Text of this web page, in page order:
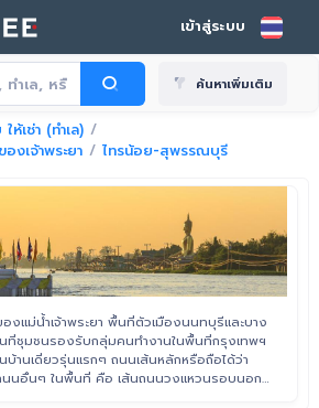
เข้าสู่ระบบ
ค้นหาเพิ่มเติม
ห้เช่า (ทำเล)
งเจ้าพระยา
ไทรน้อย-สุพรรณบุรี
งแม่น้ำเจ้าพระยา พื้นที่ตัวเมืองนนทบุรีและบาง
ที่ชุมชนรองรับกลุ่มคนทำงานในพื้นที่กรุงเทพฯ
านเดี่ยวรุ่นแรกๆ ถนนเส้นหลักหรือถือได้ว่า
นนอื่นๆ ในพื้นที่ คือ เส้นถนนวงแหวนรอบนอก